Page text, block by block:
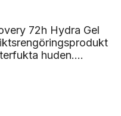
72h Hydra Gel
huden....